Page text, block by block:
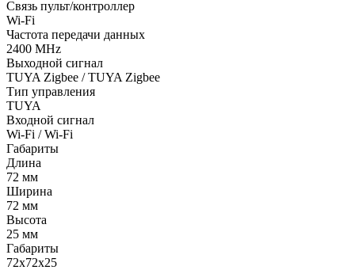
Связь пульт/контроллер
Wi-Fi
Частота передачи данных
2400 MHz
Выходной сигнал
TUYA Zigbee / TUYA Zigbee
Тип управления
TUYA
Входной сигнал
Wi-Fi / Wi-Fi
Габариты
Длина
72 мм
Ширина
72 мм
Высота
25 мм
Габариты
72х72x25